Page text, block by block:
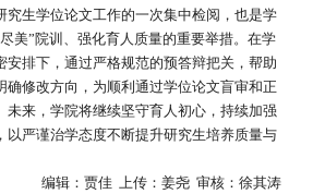
究生学位论文工作的一次集中检阅，也是学
美”院训、强化育人质量的重要举措。在学
安排下，通过严格规范的预答辩把关，帮助
确修改方向，为顺利通过学位论文盲审和正
未来，学院将继续坚守育人初心，持续加强
以严谨治学态度不断提升研究生培养质量与
编辑：贾佳 上传：姜尧 审核：徐其涛